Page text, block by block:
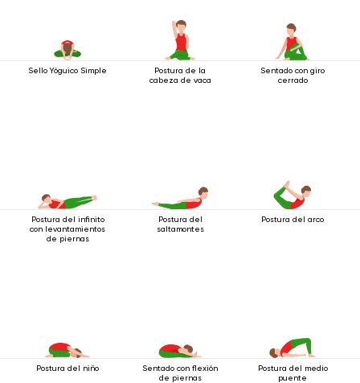
Sello Yóguico Simple
Postura de la
cabeza de vaca
Sentado con giro
cerrado
Postura del infinito
con levantamientos
de piernas
Postura del
saltamontes
Postura del arco
Postura del niño
Sentado con flexión
de piernas
Postura del medio
puente